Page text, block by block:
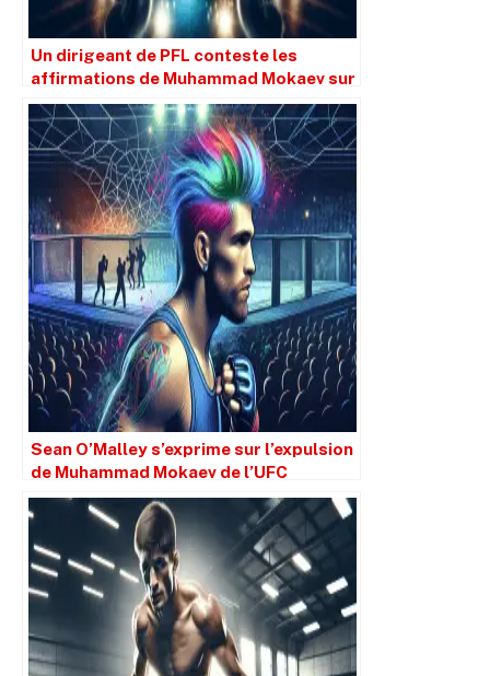
Un dirigeant de PFL conteste les
affirmations de Muhammad Mokaev sur
l’intérêt de la promotion
Sean O’Malley s’exprime sur l’expulsion
de Muhammad Mokaev de l’UFC